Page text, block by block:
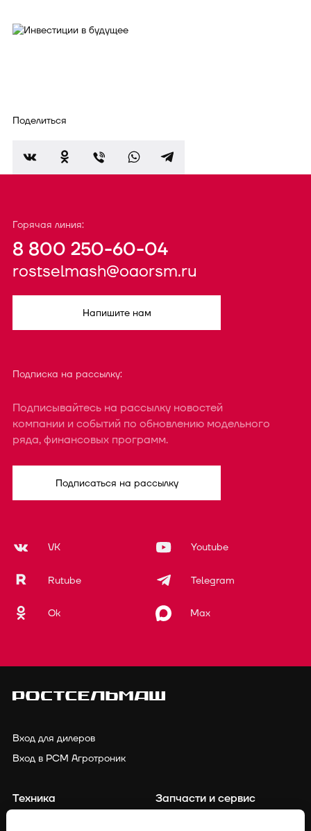
Поделиться
Горячая линия:
8 800 250-60-04
rostselmash@oaorsm.ru
Напишите нам
Подписка на рассылку:
Подписывайтесь на рассылку новостей
компании и событий по обновлению модельного
ряда, финансовых программ.
Подписаться на рассылку
VK Youtube
Rutube Telegram
Ok Max
Вход для дилеров
Вход в РСМ Агротроник
Техника
Запчасти и сервис